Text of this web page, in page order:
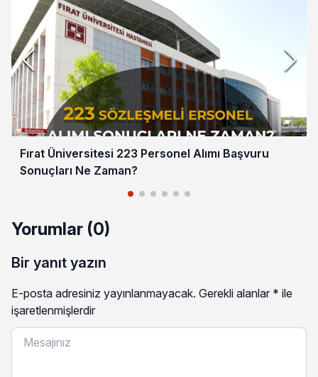
Fırat Üniversitesi 223 Personel Alımı Başvuru
Sonuçları Ne Zaman?
Yorumlar (0)
Bir yanıt yazın
E-posta adresiniz yayınlanmayacak. Gerekli alanlar * ile
işaretlenmişlerdir